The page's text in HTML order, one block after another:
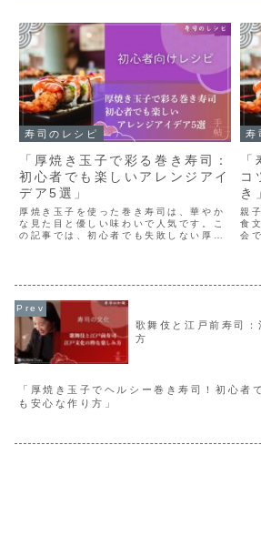
寿司のレシピ
「厚焼き玉子で彩る巻き寿司：
初心者でも楽しいアレンジアイ
デア5選」
厚焼き玉子を使った巻き寿司は、華やか
な見た目と優しい味わいで人気です。こ
の記事では、初心者でも失敗しない厚焼
寿
コ
き
親
食
会
歌舞伎と江戸前寿司
方
「厚焼き玉子でヘルシー巻き寿司！初心者
も安心な作り方」